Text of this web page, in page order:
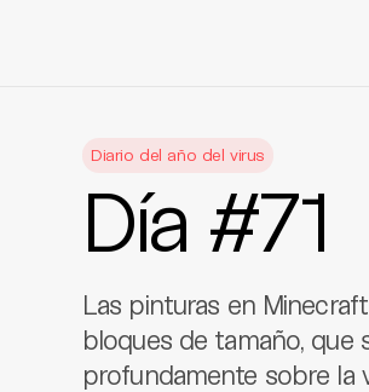
Diario del año del virus
Día #71
Las pinturas en
bloques de tamaño, que
profundamente sobre la